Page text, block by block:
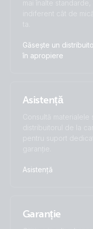
230V
230V
Certificate UTC C15-
48/5000/70-50 50 230V
Herstellerklärung und
ISO9001 certificate
mai înalte
indiferent cât de
ta.
Găsește un
în apropiere
Asistență
Consultă
distribuitorul de la
pentru suport
garanție.
Asistență
Garanție